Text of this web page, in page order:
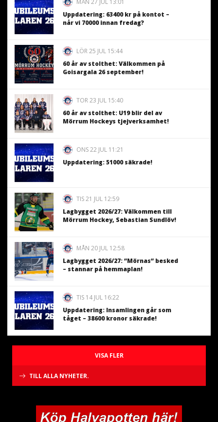
Uppdatering: 63400 kr på kontot –
når vi 70000 innan fredag?
LÖR 25 JUL 15:44
60 år av stolthet: Välkommen på
Goisargala 26 september!
TOR 23 JUL 15:40
60 år av stolthet: U19 blir del av
Mörrum Hockeys tjejverksamhet!
ONS 22 JUL 11:21
Uppdatering: 51000 säkrade!
TIS 21 JUL 12:59
Lagbygget 2026/27: Välkommen till
Mörrum Hockey, Sebastian Sundlöv!
MÅN 20 JUL 12:58
Lagbygget 2026/27: ”Mörnas” besked
– stannar på hemmaplan!
TIS 14 JUL 16:22
Uppdatering: Insamlingen går som
tåget – 38600 kronor säkrade!
VISA FLER
TILL ALLA NYHETER.